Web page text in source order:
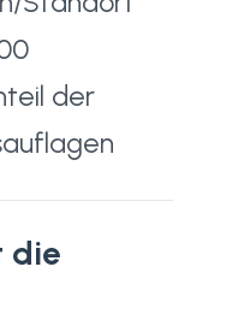
der
die